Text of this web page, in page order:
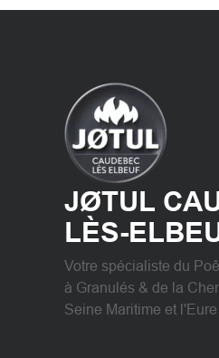
JØTUL
LÈS-
Votre spécialiste du
à Granulés & de la
Seine Maritime et l'Eure